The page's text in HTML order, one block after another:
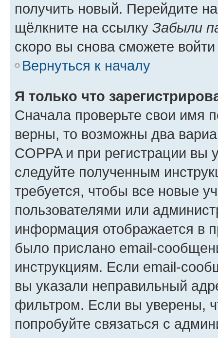
получить новый. Перейдите
щёлкните на ссылку Забыли
скоро вы снова сможете
Вернуться к началу
Я только что
Сначала проверьте свои имя
верны, то возможны два
COPPA и при регистрации вы
следуйте полученным
требуется, чтобы все новые
пользователями или
информация отображается в
было прислано email-
инструкциям. Если email-
вы указали неправильный
фильтром. Если вы уверены,
попробуйте связаться с